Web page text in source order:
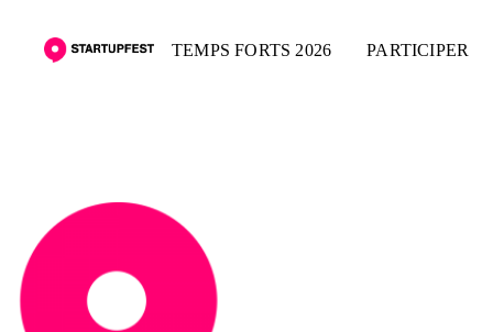
TEMPS FORTS 2026 PARTICIPER